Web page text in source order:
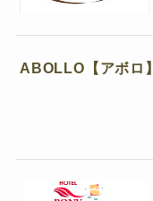
ABOLLO【アボロ】